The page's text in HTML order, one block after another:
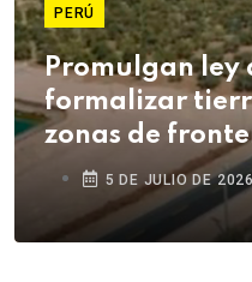
PERÚ
Promulgan ley
formalizar
zonas de
agricultores de
5 DE JULIO DE